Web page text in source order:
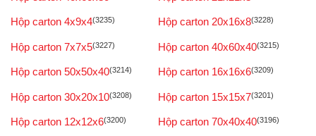
Hộp carton 4x9x4(3235) Hộp carton 20x16x8(3228)
Hộp carton 7x7x5(3227) Hộp carton 40x60x40(3215)
Hộp carton 50x50x40(3214) Hộp carton 16x16x6(3209)
Hộp carton 30x20x10(3208) Hộp carton 15x15x7(3201)
Hộp carton 12x12x6(3200) Hộp carton 70x40x40(3196)